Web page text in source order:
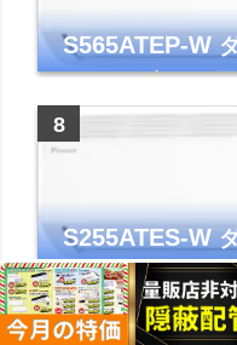
S565ATEP-W
シリーズ 主に18
コンパク
S255ATES-W
シリーズ 主に8
コンパク